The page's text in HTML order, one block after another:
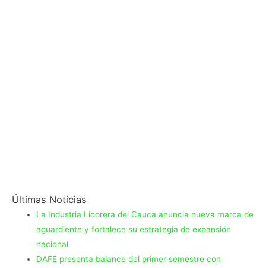
Últimas Noticias
La Industria Licorera del Cauca anuncia nueva marca de
aguardiente y fortalece su estrategia de expansión
nacional
DAFE presenta balance del primer semestre con